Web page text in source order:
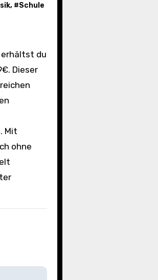
, #Schule
Dieser
Mit
ohne